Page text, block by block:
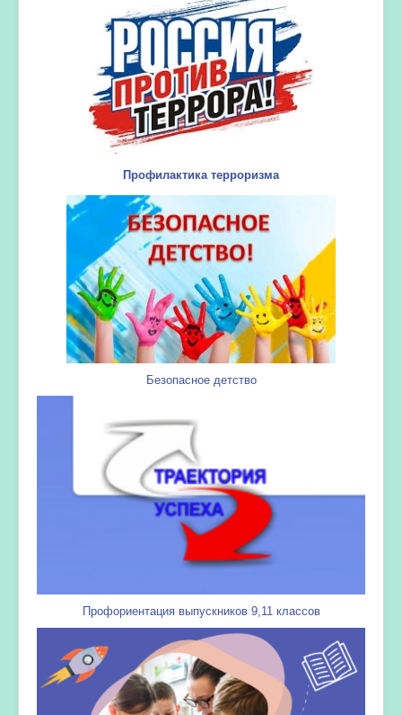
Профилактика терроризма
Безопасное детство
Профориентация выпускников 9,11 классов